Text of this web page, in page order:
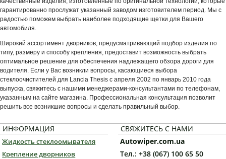
гарантированно прослужат указанный заводом изготовителем период. Мы с
радостью поможем выбрать наиболее подходящие щетки для Вашего
автомобиля.
Широкий ассортимент дворников, предусматривающий подбор изделия по
типу, размеру и способу крепления, предоставит возможность выбрать
оптимальное решение для обеспечения надлежащего обзора дороги для
водителя. Если у Вас возникли вопросы, касающиеся выбора
стеклоочистителей для Lancia Thesis с апреля 2002 по январь 2010 года
выпуска, свяжитесь с нашими менеджерами-консультантами по телефонам,
указанным на сайте магазина. Профессиональная консультация позволит
решить все возникшие вопросы и сделать правильный выбор.
ИНФОРМАЦИЯ
Жидкость стеклоомывателя
Крепление дворников
СВЯЖИТЕСЬ С НАМИ
Autowiper.com.ua
Тел.: +38 (067) 100 65 50